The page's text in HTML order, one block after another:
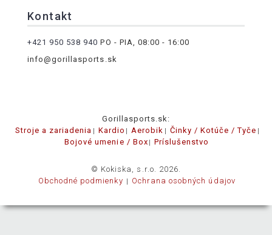
Kontakt
+421 950 538 940 PO - PIA, 08:00 - 16:00
info@gorillasports.sk
Gorillasports.sk:
Stroje a zariadenia
Kardio Aerobik
Činky / Kotúče / Tyče
Bojové umenie / Box
Príslušenstvo
© Kokiska, s.r.o. 2026.
Obchodné podmienky
Ochrana osobných údajov